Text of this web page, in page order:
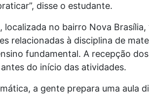
disse o estudante.
localizada no bairro Nova
relacionadas à disciplina de
fundamental. A recepção
do início das atividades.
a gente prepara uma aula